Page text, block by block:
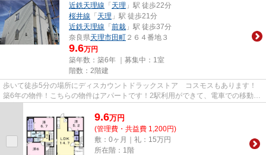
近鉄天理線 「 天理 」駅 徒歩22分
桜井線 「 天理 」駅 徒歩21分
近鉄天理線 「 前栽 」駅 徒歩37分
奈良県天理市田町 ２６４番地３
9.6万円
築年数：築6年 ｜募集中： 1室
階数：2階建
歩いて徒歩5分の場所にディスカウントドラックストア コスモスもあります！
築6年の物件！こちらの物件はアパートです！2駅利用ができて、電車での移動に
9.6万円
(管理費・共益費 1,200円)
敷：0ヶ月｜礼：15万円
所在階：1階